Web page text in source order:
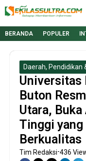
Lewati
ke
konten
BERANDA POPULER
Daerah, Pendidikan
Universitas
Buton
Utara,
Tinggi yang
Berkualitas
Tim Redaksi-436